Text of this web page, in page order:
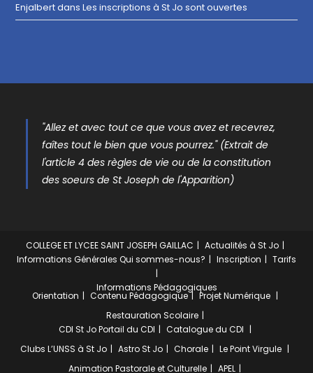
EnjalbertdansLes inscriptions à St Jo sont ouvertes
"Allez et avec tout ce que vous avez et recevrez,
faîtes tout le bien que vous pourrez." (Extrait de
l'article 4 des règles de vie ou de la constitution
des soeurs de St Joseph de l'Apparition)
COLLEGE ET LYCEE SAINT JOSEPH GAILLAC
Actualités à St Jo
Informations Générales Qui sommes-nous? Inscription Tarifs
Informations Pédagogiques
Orientation Contenu Pédagogique
Projet Numérique
Restauration Scolaire
CDI St Jo Portail du CDI
Catalogue du CDI
Clubs L’UNSS à St Jo Astro St Jo Chorale
Le Point Virgule
Animation Pastorale et Culturelle
APEL